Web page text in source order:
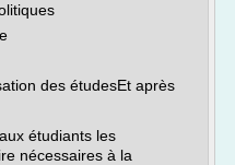
des étudesEt après
étudiants les
nécessaires à la